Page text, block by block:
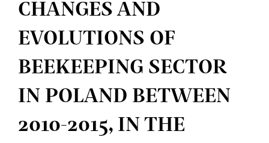
CHANGES AND
EVOLUTIONS OF
BEEKEEPING SECTOR
IN POLAND BETWEEN
2010-2015, IN THE